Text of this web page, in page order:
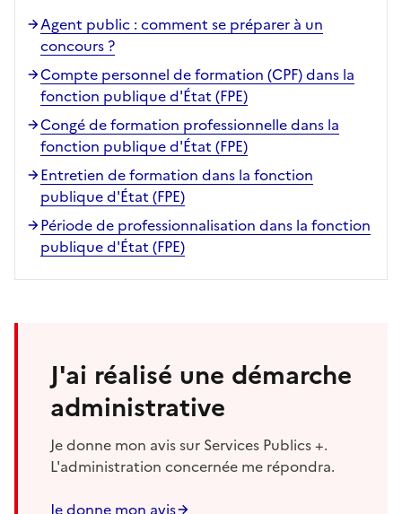
Agent public : comment se préparer à un
concours ?
Compte personnel de formation (CPF) dans la
fonction publique d'État (FPE)
Congé de formation professionnelle dans la
fonction publique d'État (FPE)
Entretien de formation dans la fonction
publique d'État (FPE)
Période de professionnalisation dans la fonction
publique d'État (FPE)
J'ai réalisé une démarche
administrative
Je donne mon avis sur Services Publics +.
L'administration concernée me répondra.
Je donne mon avis